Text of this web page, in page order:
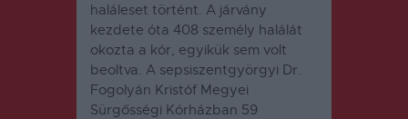
haláleset történt. A járvány
kezdete óta 408 személy halálát
okozta a kór, egyikük sem volt
beoltva. A sepsiszentgyörgyi Dr.
Fogolyán Kristóf Megyei
Sürgősségi Kórházban 59